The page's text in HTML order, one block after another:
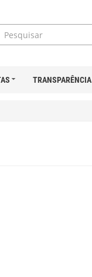
TRANSPARÊNCIA